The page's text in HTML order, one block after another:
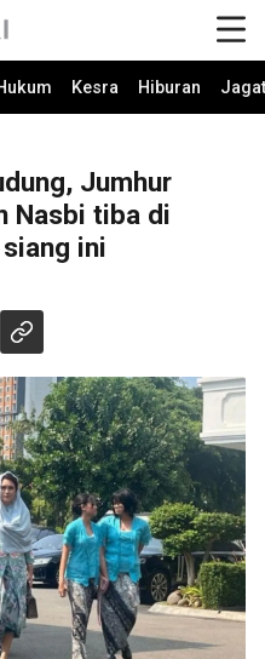
Kesra Hiburan Jagat
Jumhur
Nasbi tiba di
ini